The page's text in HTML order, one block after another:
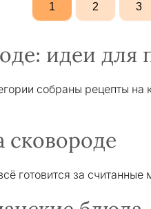
1 2 3
идеи для
собраны рецепты
готовится за